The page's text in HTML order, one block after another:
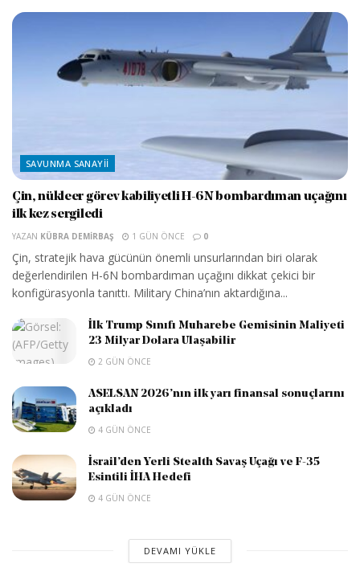
SAVUNMA SANAYII
Çin, nükleer görev kabiliyetli H-6N bombardıman uçağını
ilk kez sergiledi
YAZAN KÜBRA DEMIRBAŞ 1 GÜN ÖNCE 0
Çin, stratejik hava gücünün önemli unsurlarından biri olarak
değerlendirilen H-6N bombardıman uçağını dikkat çekici bir
konfigürasyonla tanıttı. Military China’nın aktardığına...
İlk Trump Sınıfı Muharebe Gemisinin Maliyeti
23 Milyar Dolara Ulaşabilir
2 GÜN ÖNCE
ASELSAN 2026’nın ilk yarı finansal sonuçlarını
açıkladı
4 GÜN ÖNCE
İsrail’den Yerli Stealth Savaş Uçağı ve F-35
Esintili İHA Hedefi
4 GÜN ÖNCE
DEVAMI YÜKLE